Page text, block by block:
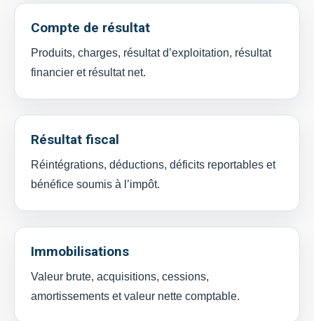
Compte de résultat
Produits, charges, résultat d’exploitation, résultat
financier et résultat net.
Résultat fiscal
Réintégrations, déductions, déficits reportables et
bénéfice soumis à l’impôt.
Immobilisations
Valeur brute, acquisitions, cessions,
amortissements et valeur nette comptable.